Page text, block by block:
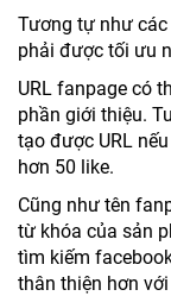
Tương tự như
phải được tối ưu
URL fanpage có
phần giới thiệu.
tạo được URL
hơn 50 like.
Cũng như tên
từ khóa của sản
tìm kiếm
thân thiện hơn